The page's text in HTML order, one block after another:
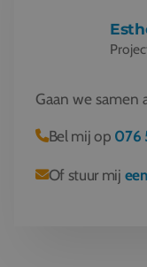
Gaan we samen
Bel mij op 076
Of stuur mij